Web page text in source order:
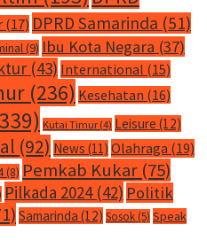
(17) DPRD Samarinda (51)
(9) Ibu Kota Negara (37)
(43) International (15)
(236) Kesehatan (16)
Kutai Timur (4) Leisure (12)
(92) News (11) Olahraga (19)
(8) Pemkab Kukar (75)
Pilkada 2024(42) Politik
Samarinda (12) Sosok(5) Speak